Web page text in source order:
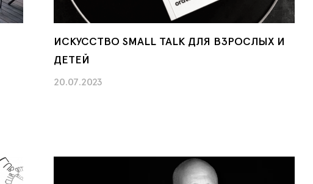
ИСКУССТВО SMALL TALK ДЛЯ ВЗРОСЛЫХ И
ДЕТЕЙ
20.07.2023